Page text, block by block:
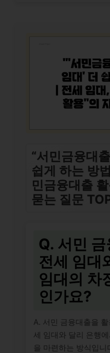
“서민금융대
쉽게 하는 방
민금융대출
묻는 질문
Q. 서민
전세 임대
임대의 차
인가요?
A. 서민 금융대출을
세 임대와 달리 은행
을 마련하는 방식입니